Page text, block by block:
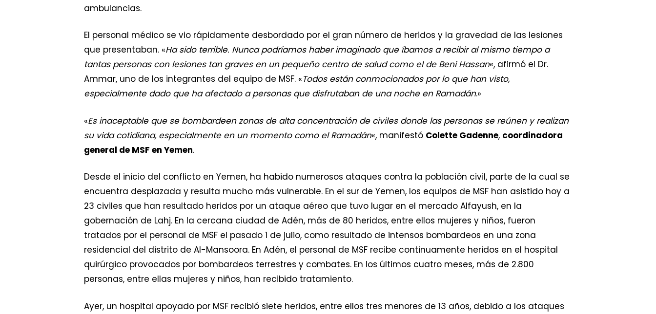
ambulancias.
El personal médico se vio rápidamente desbordado por el gran número de heridos y la gravedad de las lesiones
que presentaban. «Ha sido terrible. Nunca podríamos haber imaginado que íbamos a recibir al mismo tiempo a
tantas personas con lesiones tan graves en un pequeño centro de salud como el de Beni Hassan«, afirmó el Dr.
Ammar, uno de los integrantes del equipo de MSF. «Todos están conmocionados por lo que han visto,
especialmente dado que ha afectado a personas que disfrutaban de una noche en Ramadán.»
«Es inaceptable que se bombardeen zonas de alta concentración de civiles donde las personas se reúnen y realizan
su vida cotidiana, especialmente en un momento como el Ramadán«, manifestó Colette Gadenne, coordinadora
general de MSF en Yemen.
Desde el inicio del conflicto en Yemen, ha habido numerosos ataques contra la población civil, parte de la cual se
encuentra desplazada y resulta mucho más vulnerable. En el sur de Yemen, los equipos de MSF han asistido hoy a
23 civiles que han resultado heridos por un ataque aéreo que tuvo lugar en el mercado Alfayush, en la
gobernación de Lahj. En la cercana ciudad de Adén, más de 80 heridos, entre ellos mujeres y niños, fueron
tratados por el personal de MSF el pasado 1 de julio, como resultado de intensos bombardeos en una zona
residencial del distrito de Al-Mansoora. En Adén, el personal de MSF recibe continuamente heridos en el hospital
quirúrgico provocados por bombardeos terrestres y combates. En los últimos cuatro meses, más de 2.800
personas, entre ellas mujeres y niños, han recibido tratamiento.
Ayer, un hospital apoyado por MSF recibió siete heridos, entre ellos tres menores de 13 años, debido a los ataques